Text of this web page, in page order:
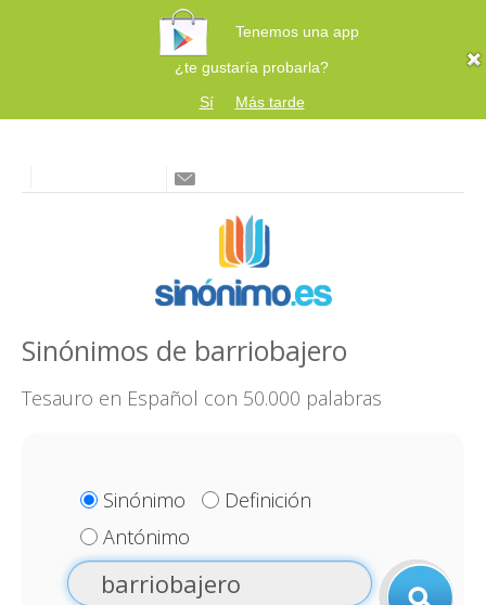
Tenemos una app
¿te gustaría probarla?
Sí
Más tarde
Sinónimos de barriobajero
Tesauro en Español con 50.000 palabras
Sinónimo
Definición
Antónimo